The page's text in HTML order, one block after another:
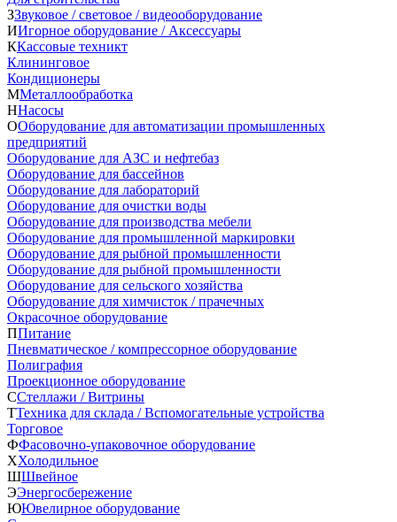
ЗЗвуковое / световое / видеооборудование
ИИгорное оборудование / Аксессуары
ККассовые техникт
Клининговое
Кондиционеры
ММеталлообработка
ННасосы
ООборудование для автоматизации промышленных
предприятий
Оборудование для АЗС и нефтебаз
Оборудование для бассейнов
Оборудование для лабораторий
Оборудование для очистки воды
Оборудование для производства мебели
Оборудование для промышленной маркировки
Оборудование для рыбной промышленности
Оборудование для рыбной промышленности
Оборудование для сельского хозяйства
Оборудование для химчисток / прачечных
Окрасочное оборудование
ППитание
Пневматическое / компрессорное оборудование
Полиграфия
Проекционное оборудование
ССтеллажи / Витрины
ТТехника для склада / Вспомогательные устройства
Торговое
ФФасовочно-упаковочное оборудование
ХХолодильное
ШШвейное
ЭЭнергосбережение
ЮЮвелирное оборудование